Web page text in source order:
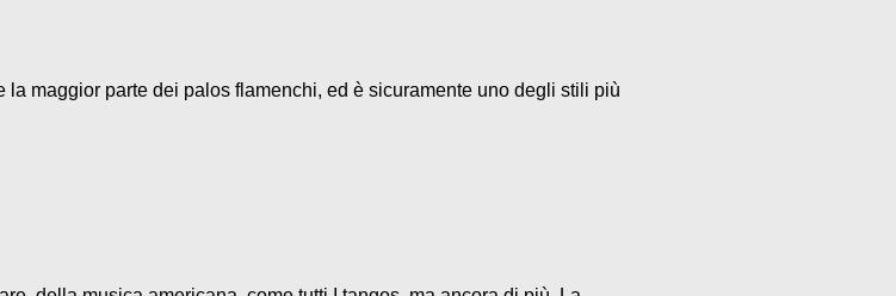
maggior parte dei palos flamenchi, ed è sicuramente uno degli stili più